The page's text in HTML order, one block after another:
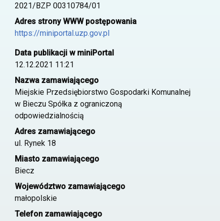
2021/BZP 00310784/01
Adres strony WWW postępowania
https://miniportal.uzp.gov.pl
Data publikacji w miniPortal
12.12.2021 11:21
Nazwa zamawiającego
Miejskie Przedsiębiorstwo Gospodarki Komunalnej
w Bieczu Spółka z ograniczoną
odpowiedzialnością
Adres zamawiającego
ul. Rynek 18
Miasto zamawiającego
Biecz
Województwo zamawiającego
małopolskie
Telefon zamawiającego